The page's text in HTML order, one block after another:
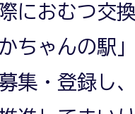
におむつ交
ちゃんの駅
集・登録し